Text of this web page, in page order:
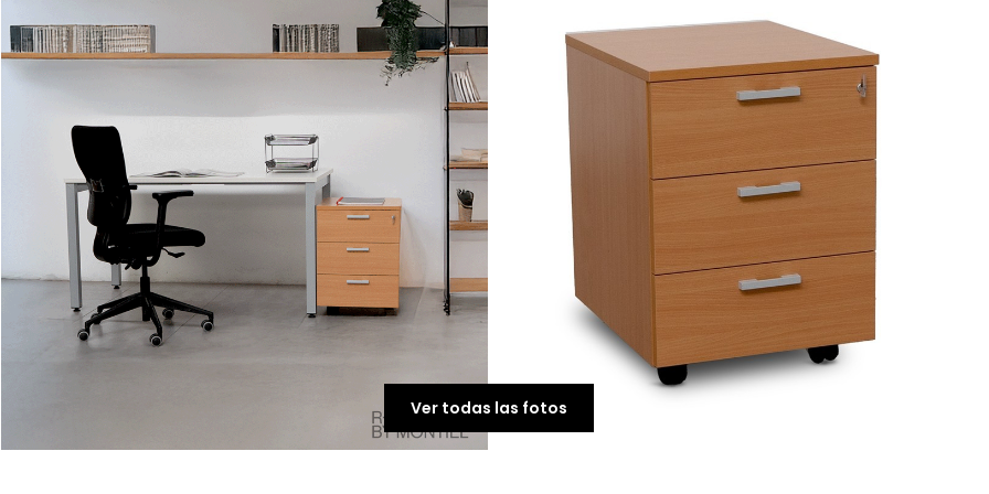
Ver todas las fotos
con Tapa Melamina de
Dynamobel
92,00 €
55,20 €